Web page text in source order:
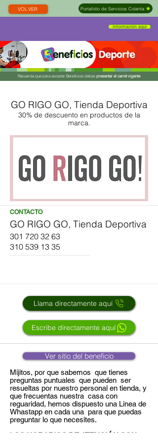
Portafolio de Servicios Colanta
VOLVER
Información aquí
Recuerda que para acceder Beneficios debes presentar el carné vigente
GO RIGO GO, Tienda Deportiva
30% de descuento en productos de la
marca.
CONTACTO
GO RIGO GO, Tienda Deportiva
301 720 32 63
310 539 13 35
Llama directamente aquí
Escribe directamente aquí
Ver sitio del beneficio
Mijitos, por que sabemos que tienes
preguntas puntuales que pueden ser
resueltas por nuestro personal en tienda, y
que frecuentas nuestra casa con
reguaridad, hemos dispuesto una Linea de
Whastapp en cada una para que puedas
preguntar lo que necesites.
LOS HORARIOS DE ATENCIÓN SON